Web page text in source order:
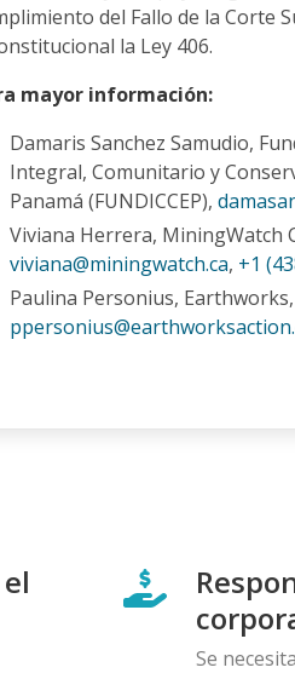
del Fallo de la Corte
la Ley 406.
mayor información:
Damaris Sanchez Samudio,
Integral, Comunitario y
Panamá (FUNDICCEP),
Viviana Herrera, MiningWatch
viviana@miningwatch.ca, +1
Paulina Personius, Earthworks,
Se